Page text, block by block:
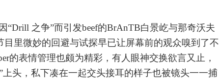
“Drill 之争”而引发beef的BrAnTB白景屹与那奇沃夫
目里微妙的回避与试探早已让屏幕前的观众嗅到了不
的表情管理也颇为精彩，有人眼神交换欲言又止，
上头，私下凑在一起交头接耳的样子也被镜头一一捕